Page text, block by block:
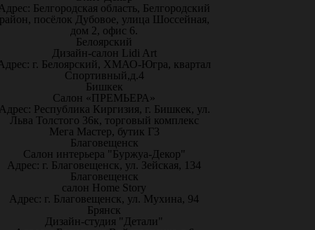
Белгородская область, Белгородский
посёлок Дубовое, улица Шоссейная,
дом 2, офис 6.
Белоярский
Дизайн-салон Lidi Art
г. Белоярский, ХМАО-Югра, квартал
Спортивный,д.4
Бишкек
Салон «ПРЕМЬЕРА»
Республика Киргизия, г. Бишкек, ул.
Льва Толстого 36к, торговый комплекс
Мега Мастер, бутик Г3
Благовещенск
Салон интерьера "Буржуа-Декор"
Адрес: г. Благовещенск, ул. Зейская, 134
Благовещенск
салон Home Story
Адрес: г. Благовещенск, ул. Мухина, 94
Брянск
Дизайн-студия "Детали"